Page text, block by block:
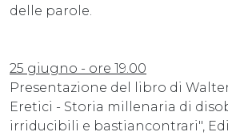
delle parole.
25 giugno - ore 19.00
Presentazione del libro di
Eretici - Storia millenaria di
irriducibili e bastiancontrari",